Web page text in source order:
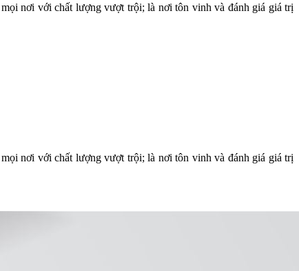
nơi với chất lượng vượt trội; là nơi tôn vinh và đánh giá giá trị
nơi với chất lượng vượt trội; là nơi tôn vinh và đánh giá giá trị